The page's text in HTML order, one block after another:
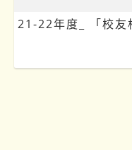
21-22年度_ 「校友